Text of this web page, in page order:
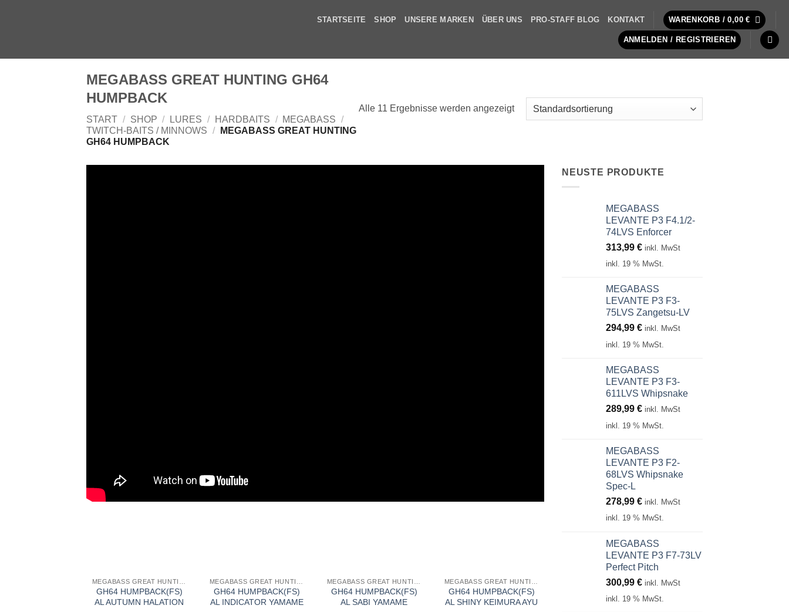
STARTSEITE SHOP UNSERE MARKEN ÜBER UNS PRO-STAFF BLOG KONTAKT WARENKORB /0,00€
ANMELDEN / REGISTRIEREN
MEGABASS GREAT HUNTING GH64
HUMPBACK
START / SHOP / LURES / HARDBAITS / MEGABASS /
TWITCH-BAITS / MINNOWS /
MEGABASS GREAT HUNTING
GH64 HUMPBACK
Alle 11 Ergebnisse werden angezeigt
GH64 HUMPBACK(FS)
AL AUTUMN HALATION
GH64 HUMPBACK(FS)
AL INDICATOR YAMAME
GH64 HUMPBACK(FS)
AL SABI YAMAME
GH64 HUMPBACK(FS)
AL SHINY KEIMURA AYU
NEUSTE PRODUKTE
MEGABASS
LEVANTE P3 F4.1/2-
74LVS Enforcer
313,99 € inkl. MwSt
inkl. 19 % MwSt.
MEGABASS
LEVANTE P3 F3-
75LVS Zangetsu-LV
294,99 € inkl. MwSt
inkl. 19 % MwSt.
MEGABASS
LEVANTE P3 F3-
611LVS Whipsnake
289,99 € inkl. MwSt
inkl. 19 % MwSt.
MEGABASS
LEVANTE P3 F2-
68LVS Whipsnake
Spec-L
278,99 € inkl. MwSt
inkl. 19 % MwSt.
MEGABASS
LEVANTE P3 F7-73LV
Perfect Pitch
300,99 € inkl. MwSt
inkl. 19 % MwSt.